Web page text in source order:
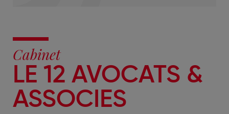
Cabinet
LE 12 AVOCATS &
ASSOCIES